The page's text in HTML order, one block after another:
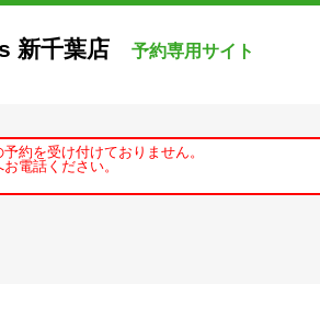
新千葉店 予約専用サイト
約を受け付けておりません。
電話ください。